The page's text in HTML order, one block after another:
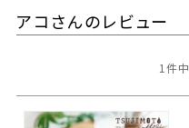
アコさんのレビュー
1件中